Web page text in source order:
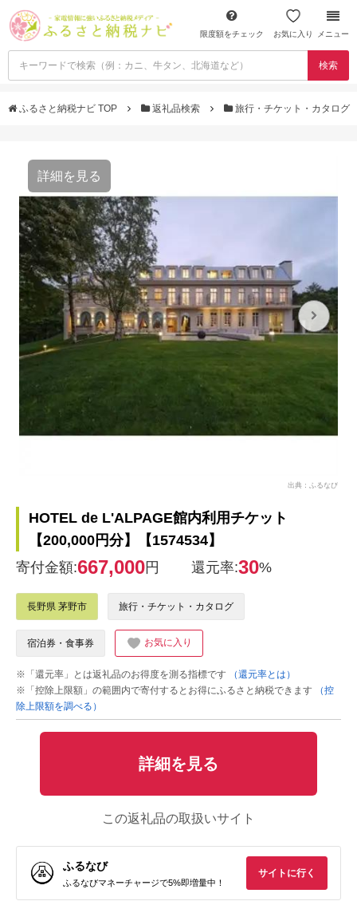
限度額をチェック お気に入り メニュー
検索
ふるさと納税ナビ TOP 返礼品検索 旅行・チケット・カタログ
詳細を見る
出典：ふるなび
HOTEL de L'ALPAGE館内利用チケット
【200,000円分】【1574534】
寄付金額:667,000円 還元率:30%
長野県 茅野市 旅行・チケット・カタログ
宿泊券・食事券 お気に入り
※「還元率」とは返礼品のお得度を測る指標です
（還元率とは）
※「控除上限額」の範囲内で寄付するとお得にふるさと納税できます
（控
除上限額を調べる）
詳細を見る
この返礼品の取扱いサイト
ふるなび
ふるなびマネーチャージで5%即増量中！
サイトに行く